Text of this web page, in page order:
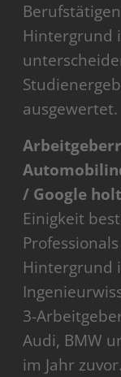
Hintergrund
ausgewertet.
/ Google
Einigkeit
Hintergrund
3-
Audi, BMW
im Jahr